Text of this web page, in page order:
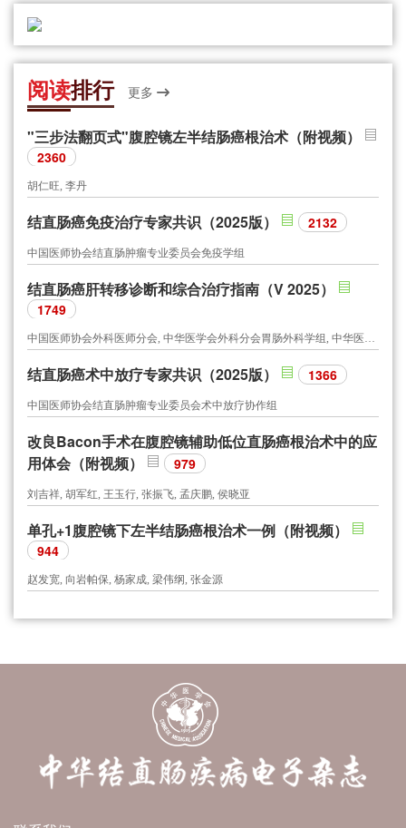
阅读排行 更多
"三步法翻页式"腹腔镜左半结肠癌根治术（附视频）
2360
胡仁旺, 李丹
结直肠癌免疫治疗专家共识（2025版） 2132
中国医师协会结直肠肿瘤专业委员会免疫学组
结直肠癌肝转移诊断和综合治疗指南（V 2025）
1749
中国医师协会外科医师分会, 中华医学会外科分会胃肠外科学组, 中华医学会外科分会结直肠外科学组, 中国抗癌协会大肠癌专业委员会, 中国医师协会结直肠肿瘤专业委员会, 中国临床肿瘤学会结直肠癌专家委员会, 中国医师协会外科医师分会结直肠外科医师委员会, 中国医师协会肛肠医师分会肿瘤转移委员会, 中华医学会肿瘤学分会结直肠肿瘤学组, 中国医疗保健国际交流促进会转移肿瘤治疗学分会, 中国医疗保健国际交流促进会结直肠病分会
结直肠癌术中放疗专家共识（2025版） 1366
中国医师协会结直肠肿瘤专业委员会术中放疗协作组
改良Bacon手术在腹腔镜辅助低位直肠癌根治术中的应
用体会（附视频）
979
刘吉祥, 胡军红, 王玉行, 张振飞, 孟庆鹏, 侯晓亚
单孔+1腹腔镜下左半结肠癌根治术一例（附视频）
944
赵发宽, 向岩帕保, 杨家成, 梁伟纲, 张金源